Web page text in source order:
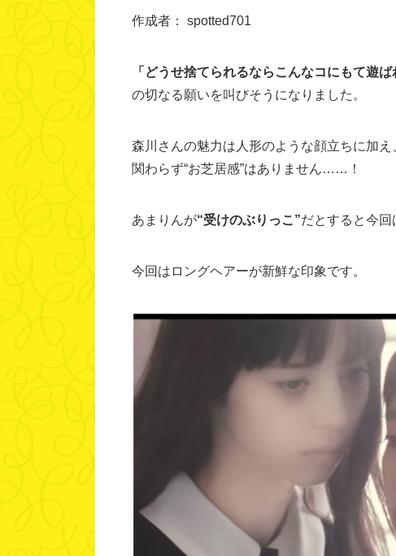
作成者： spotted701
「どうせ捨てられるならこんなコにもて遊
の切なる願いを叫びそうになりました。
森川さんの魅力は人形のような顔立ちに加え
関わらず“お芝居感”はありません……！
あまりんが“受けのぶりっこ”だとすると今回
今回はロングヘアーが新鮮な印象です。